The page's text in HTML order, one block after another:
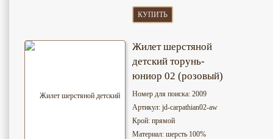
КУПИТЬ
Жилет шерстяной
детский торунь-
юниор 02 (розовый)
Номер для поиска: 2009
Артикул: jd-сarpathian02-aw
Крой: прямой
Материал: шерсть 100%